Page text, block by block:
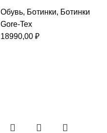
Обувь, Ботинки, Ботинки
Gore-Tex
18990,00 ₽